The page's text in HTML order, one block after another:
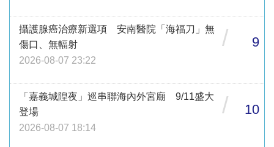
攝護腺癌治療新選項 安南醫院「海福刀」無
傷口、無輻射
2026-08-07 23:22
/ 9
「嘉義城隍夜」巡串聯海內外宮廟 9/11盛大
登場
2026-08-07 18:14
/ 10